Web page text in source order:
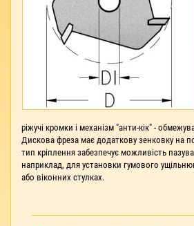
ріжучі кромки і механізм "анти-кік" -
Дискова фреза має додаткову зенковку на
тип кріплення забезпечує можливість
наприклад, для установки гумового
або віконних стулках.